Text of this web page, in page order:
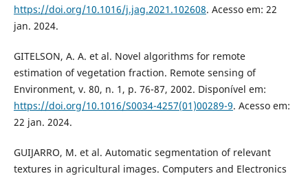
https://doi.org/10.1016/j.jag.2021.102608. Acesso em: 22
jan. 2024.
GITELSON, A. A. et al. Novel algorithms for remote
estimation of vegetation fraction. Remote sensing of
Environment, v. 80, n. 1, p. 76-87, 2002. Disponível em:
https://doi.org/10.1016/S0034-4257(01)00289-9. Acesso em:
22 jan. 2024.
GUIJARRO, M. et al. Automatic segmentation of relevant
textures in agricultural images. Computers and Electronics